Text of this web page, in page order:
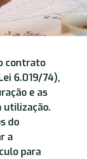
contrato
6.019/74),
e as
utilização.
do
a
para